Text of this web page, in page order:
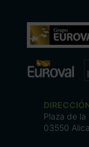
Plaza de la
03550